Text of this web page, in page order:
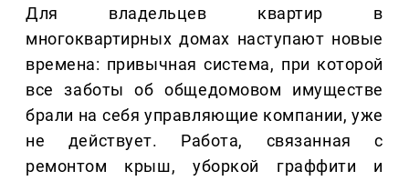
Для владельцев квартир в
многоквартирных домах наступают новые
времена: привычная система, при которой
все заботы об общедомовом имуществе
брали на себя управляющие компании, уже
не действует. Работа, связанная с
ремонтом крыш, уборкой граффити и